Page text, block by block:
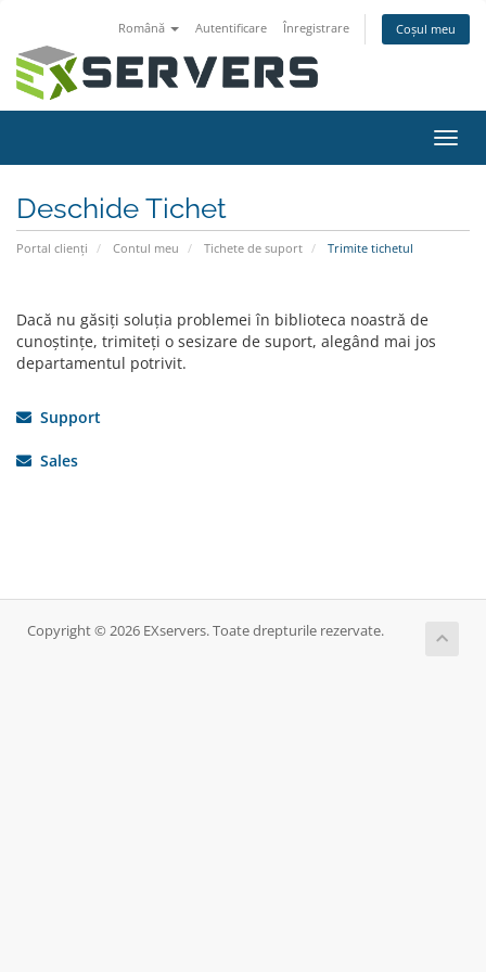
Română Autentificare Înregistrare Coșul meu
Deschide Tichet
Portal clienți Contul meu Tichete de suport Trimite tichetul
Dacă nu găsiți soluția problemei în biblioteca noastră de
cunoștințe, trimiteți o sesizare de suport, alegând mai jos
departamentul potrivit.
Support
Sales
Copyright © 2026 EXservers. Toate drepturile rezervate.